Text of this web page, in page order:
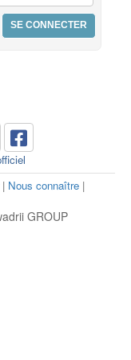
| Nous connaître |
GROUP